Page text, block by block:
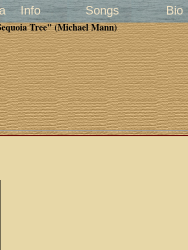
Info Songs Bio
Tree" (Michael Mann)